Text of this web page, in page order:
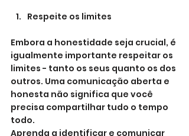
Respeite os limites
Embora a honestidade seja crucial, é
igualmente importante respeitar os
limites - tanto os seus quanto os dos
outros. Uma comunicação aberta e
honesta não significa que você
precisa compartilhar tudo o tempo
todo.
Aprenda a identificar e comunicar